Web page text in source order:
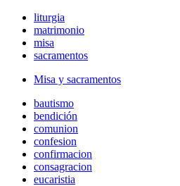
liturgia
matrimonio
misa
sacramentos
Misa y sacramentos
bautismo
bendición
comunion
confesion
confirmacion
consagracion
eucaristia